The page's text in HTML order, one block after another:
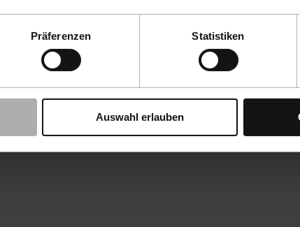
Präferenzen Statistiken
Auswahl erlauben